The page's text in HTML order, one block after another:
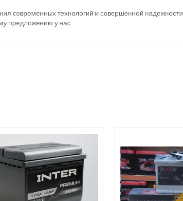
современных технологий и совершенной надежности
предложению у нас.